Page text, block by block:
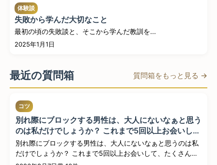
体験談
失敗から学んだ大切なこと
最初の頃の失敗談と、そこから学んだ教訓を...
2025年1月1日
最近の質問箱 質問箱をもっと見る →
コツ
別れ際にブロックする男性は、大人にないなぁと思う
のは私だけでしょうか？ これまで5回以上お会いし
て、たくさんお食事やデートなどをして楽しんだの
に、お別れの際に既読スルーや返信を返さないブロッ
クなどそう...
別れ際にブロックする男性は、大人にないなぁと思うのは私
だけでしょうか？ これまで5回以上お会いして、たくさんお
食事...